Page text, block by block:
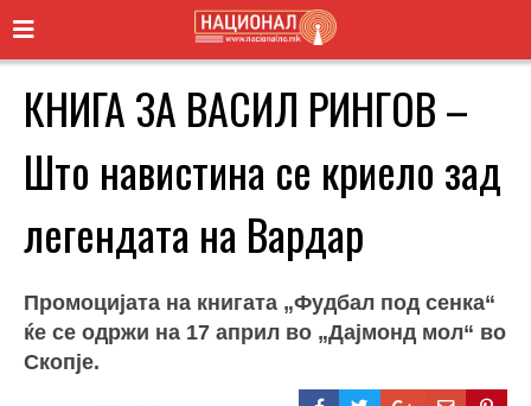
КНИГА ЗА ВАСИЛ РИНГОВ –
Што навистина се криело зад
легендата на Вардар
Промоцијата на книгата „Фудбал под сенка“
ќе се одржи на 17 април во „Дајмонд мол“ во
Скопје.